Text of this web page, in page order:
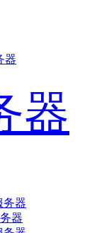
器
器
务器
器